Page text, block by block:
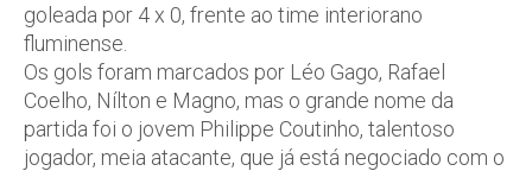
goleada por 4 x 0, frente ao time interiorano
fluminense.
Os gols foram marcados por Léo Gago, Rafael
Coelho, Nílton e Magno, mas o grande nome da
partida foi o jovem Philippe Coutinho, talentoso
jogador, meia atacante, que já está negociado com o